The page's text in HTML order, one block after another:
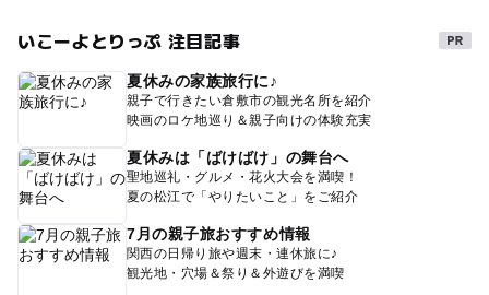
いこーよとりっぷ 注目記事
夏休みの家族旅行に♪
親子で行きたい倉敷市の観光名所を紹介
映画のロケ地巡り＆親子向けの体験充実
夏休みは「ばけばけ」の舞台へ
聖地巡礼・グルメ・花火大会を満喫！
夏の松江で「やりたいこと」をご紹介
7月の親子旅おすすめ情報
関西の日帰り旅や週末・連休旅に♪
観光地・穴場＆祭り＆外遊びを満喫